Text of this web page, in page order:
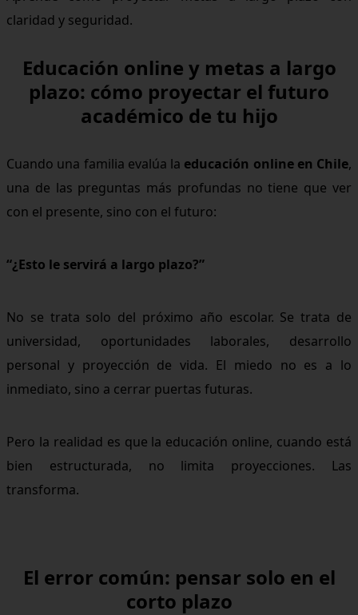
claridad y seguridad.
Educación online y metas a largo
plazo: cómo proyectar el futuro
académico de tu hijo
Cuando una familia evalúa la educación online en Chile,
una de las preguntas más profundas no tiene que ver
con el presente, sino con el futuro:
“¿Esto le servirá a largo plazo?”
No se trata solo del próximo año escolar. Se trata de
universidad, oportunidades laborales, desarrollo
personal y proyección de vida. El miedo no es a lo
inmediato, sino a cerrar puertas futuras.
Pero la realidad es que la educación online, cuando está
bien estructurada, no limita proyecciones. Las
transforma.
El error común: pensar solo en el
corto plazo